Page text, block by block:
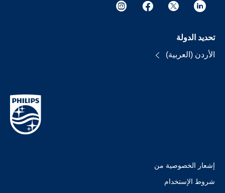
تحديد الدولة
الأردن (العربية)
إشعار الخصوصية من
شروط الإستخدام